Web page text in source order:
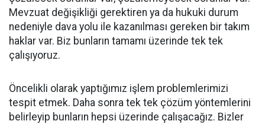
Mevzuat değişikliği gerektiren ya da hukuki durum
nedeniyle dava yolu ile kazanılması gereken bir takım
haklar var. Biz bunların tamamı üzerinde tek tek
çalışıyoruz.
Öncelikli olarak yaptığımız işlem problemlerimizi
tespit etmek. Daha sonra tek tek çözüm yöntemlerini
belirleyip bunların hepsi üzerinde çalışacağız. Bizler